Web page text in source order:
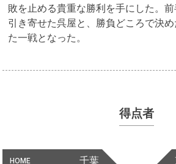
敗を止める貴重な勝利を手にした。
引き寄せた呉屋と、勝負どころで決
た一戦となった。
得点者
HOME 千葉